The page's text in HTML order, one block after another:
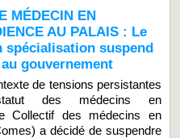
MÉDECIN EN
AU PALAIS : Le
spécialisation suspend
gouvernement
de tensions persistantes
des médecins en
Collectif des médecins en
a décidé de suspendre